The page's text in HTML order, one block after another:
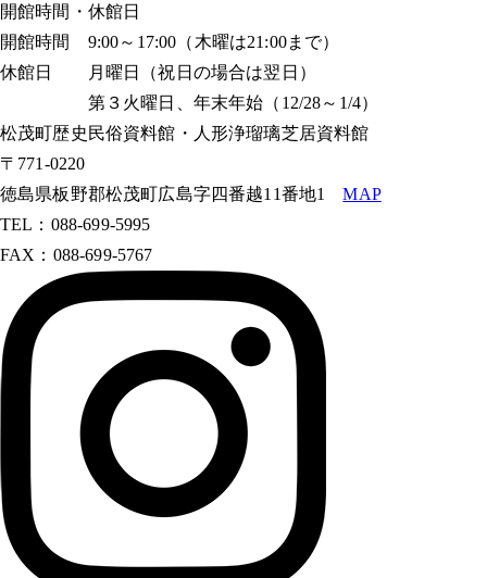
開館時間・休館日
開館時間 9:00～17:00（木曜は21:00まで）
休館日 月曜日（祝日の場合は翌日）
第３火曜日、年末年始（12/28～1/4）
松茂町歴史民俗資料館・人形浄瑠璃芝居資料館
〒771-0220
徳島県板野郡松茂町広島字四番越11番地1MAP
TEL：088-699-5995
FAX：088-699-5767